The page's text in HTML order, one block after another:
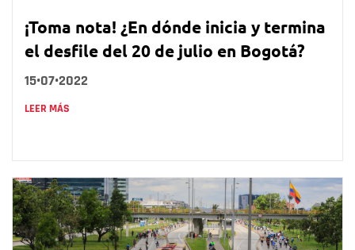
¡Toma nota! ¿En dónde inicia y termina
el desfile del 20 de julio en Bogotá?
15•07•2022
LEER MÁS